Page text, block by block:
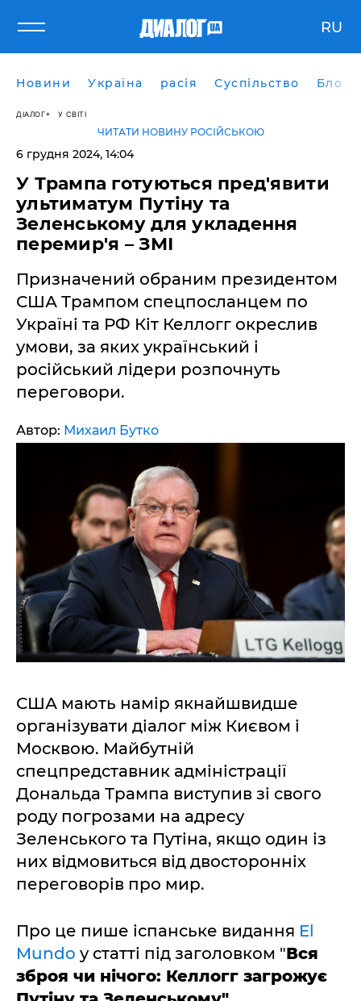
RU
Новини Україна расія Суспільство Блоги
ДІАЛОГ У СВІТІ
ЧИТАТИ НОВИНУ РОСІЙСЬКОЮ
6 грудня 2024, 14:04
У Трампа готуються пред'явити
ультиматум Путіну та
Зеленському для укладення
перемир'я – ЗМІ
Призначений обраним президентом
США Трампом спецпосланцем по
Україні та РФ Кіт Келлогг окреслив
умови, за яких український і
російський лідери розпочнуть
переговори.
Автор: Михаил Бутко
США мають намір якнайшвидше
організувати діалог між Києвом і
Москвою. Майбутній
спецпредставник адміністрації
Дональда Трампа виступив зі свого
роду погрозами на адресу
Зеленського та Путіна, якщо один із
них відмовиться від двосторонніх
переговорів про мир.
Про це пише іспанське видання El
Mundo у статті під заголовком "Вся
зброя чи нічого: Келлогг загрожує